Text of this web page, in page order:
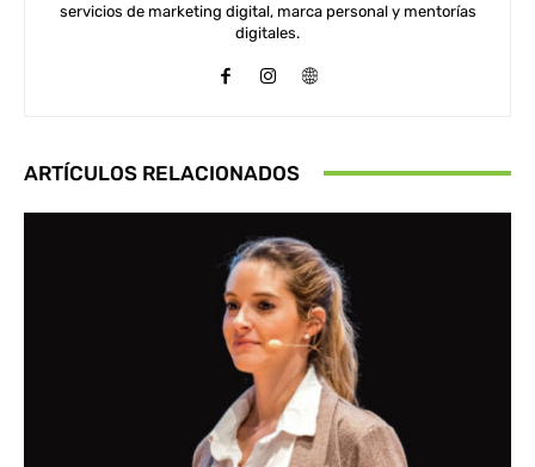
servicios de marketing digital, marca personal y mentorías
digitales.
ARTÍCULOS RELACIONADOS